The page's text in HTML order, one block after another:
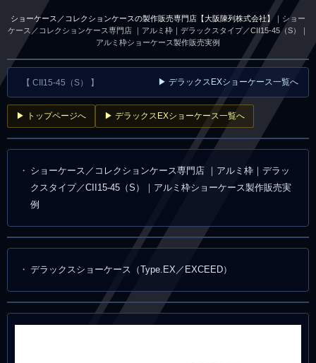
ショーケース／コレクションケースの製作販売専門店【大阪陳列株式会社】 ｜ショー
ケース／コレクションケース専門店 ｜アルミ枠｜デラックスタイプ／CII15-45（S）｜
アルミ枠ショーケース製作販売実例
【 CII15-45（S） 】 ▶ デラックスEXショーケース一覧へ
▶ トップページへ ▶ デラックスEXショーケース一覧へ
ショーケース／コレクションケース専門店 ｜アルミ枠｜デラッ
クスタイプ／CII15-45（S）｜アルミ枠ショーケース製作販売実
例
デラックスショーケース（Type.EX／EXCEED）